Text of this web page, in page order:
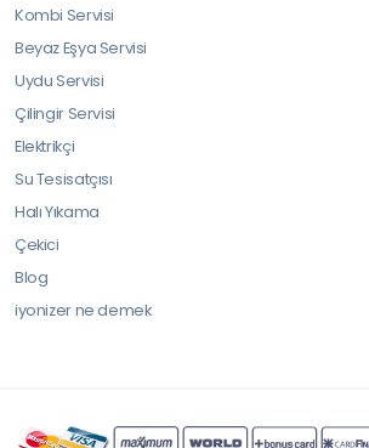
Kombi Servisi
Beyaz Eşya Servisi
Uydu Servisi
Çilingir Servisi
Elektrikçi
Su Tesisatçısı
Halı Yıkama
Çekici
Blog
iyonizer ne demek